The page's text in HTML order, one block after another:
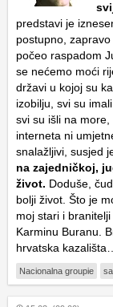
predstavi je
postupno,
počeo raspadom
se nećemo moći
državi u kojoj su
izobilju, svi su
svi su išli na
interneta ni
snalažljivi, susjed
na zajedničkoj,
život. Doduše,
bolji život. Što je
moj stari i
Karminu Buranu.
hrvatska
Nacionalna groupie